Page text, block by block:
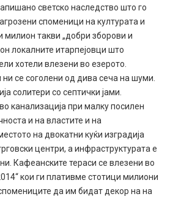
светско наследство што го
споменици на културата и
такви „добри зборови и
локалните итарпејовци што
хотели влезени во езерото.
се соголени од дива сеча на шуми.
солитери со септички јами.
канализација при малку посилен
и на властите и на
на двокатни куќи изградија
центри, а инфраструктурата е
Кафеанските тераси се влезени во
кои ги плативме стотици милиони
да им бидат декор на на